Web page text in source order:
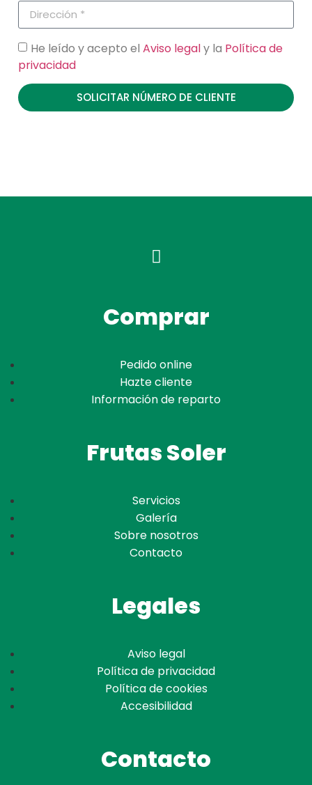
He leído y acepto el Aviso legaly la Política de
privacidad
SOLICITAR NÚMERO DE CLIENTE
Comprar
Pedido online
Hazte cliente
Información de reparto
Frutas Soler
Servicios
Galería
Sobre nosotros
Contacto
Legales
Aviso legal
Política de privacidad
Política de cookies
Accesibilidad
Contacto